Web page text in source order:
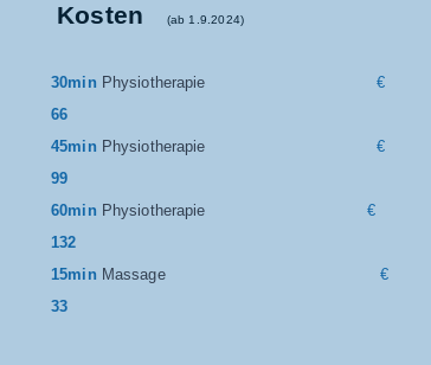
Kosten (ab 1.9.2024)
30min Physiotherapie€
66
45min Physiotherapie€
99
60min Physiotherapie €
132
15min Massage
€
33